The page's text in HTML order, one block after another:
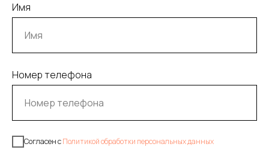
Имя
Номер телефона
Согласен сПолитикой обработки персональных данных